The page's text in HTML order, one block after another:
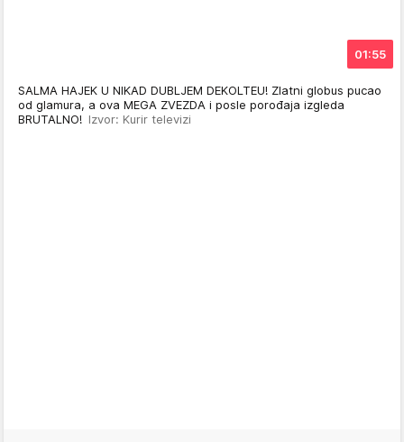
01:55
SALMA HAJEK U NIKAD DUBLJEM DEKOLTEU! Zlatni globus pucao
od glamura, a ova MEGA ZVEZDA i posle porođaja izgleda
BRUTALNO! Izvor: Kurir televizi